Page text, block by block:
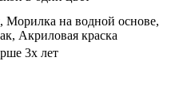
Морилка на водной основе,
Акриловая краска
3х лет